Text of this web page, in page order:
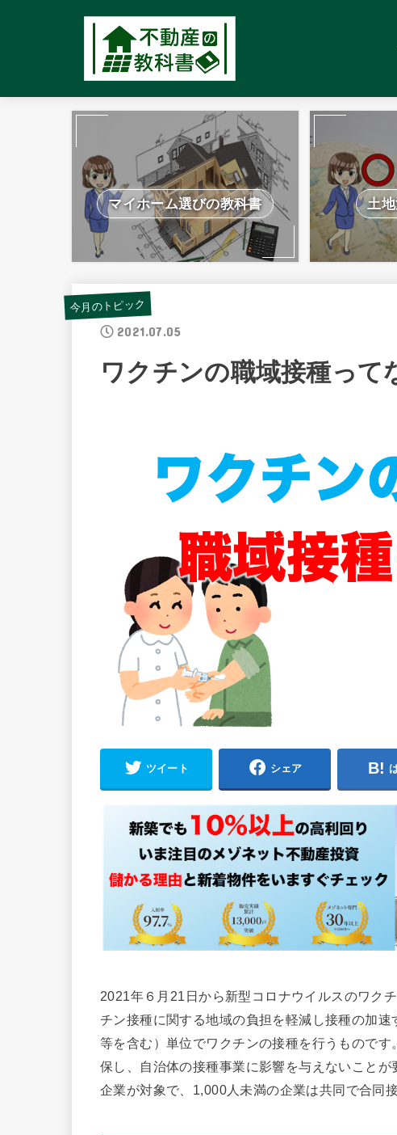
マイホーム選びの教科書 土
今月のトピック
2021.07.05
ワクチンの職域接種って
ツイート シェア
2021年６月21日から新型コロナウイルスのワク
チン接種に関する地域の負担を軽減し接種の加
等を含む）単位でワクチンの接種を行うもので
保し、自治体の接種事業に影響を与えないこと
企業が対象で、1,000人未満の企業は共同で合同